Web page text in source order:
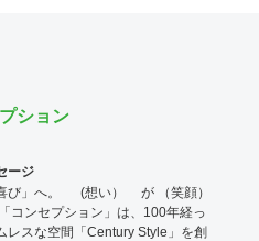
ション
ージ
喜び」へ。 (想い） が （笑顔）
コンセプション」は、100年経っ
レスな空間「Century Style」を創